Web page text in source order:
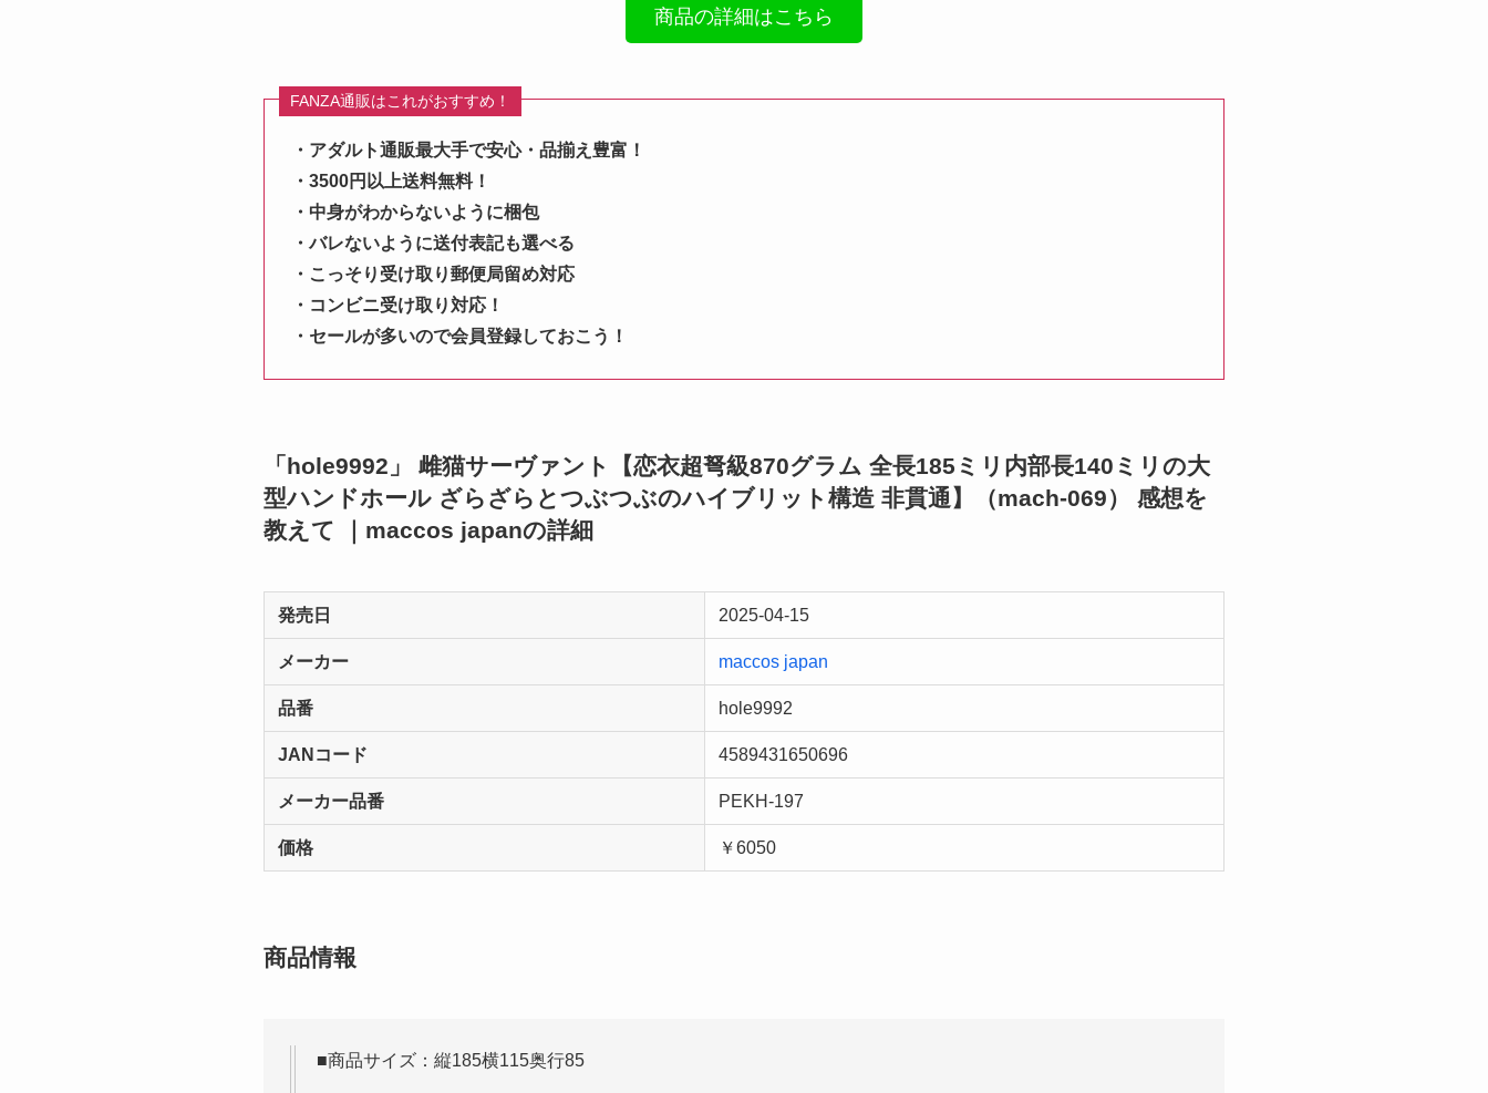
商品の詳細はこちら
FANZA通販はこれがおすすめ！
・アダルト通販最大手で安心・品揃え豊富！
・3500円以上送料無料！
・中身がわからないように梱包
・バレないように送付表記も選べる
・こっそり受け取り郵便局留め対応
・コンビニ受け取り対応！
・セールが多いので会員登録しておこう！
「hole9992」 雌猫サーヴァント【恋衣超弩級870グラム 全長185ミリ内部長140ミリの大
型ハンドホール ざらざらとつぶつぶのハイブリット構造 非貫通】（mach-069） 感想を
教えて ｜maccos japanの詳細
発売日 2025-04-15
メーカー maccos japan
品番 hole9992
JANコード 4589431650696
メーカー品番 PEKH-197
価格 ￥6050
商品情報
■商品サイズ：縦185横115奥行85